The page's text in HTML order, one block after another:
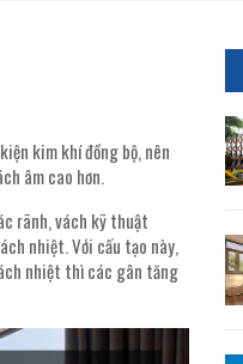
kim khí đồng bộ, nên
âm cao hơn.
rãnh, vách kỹ thuật
nhiệt. Với cấu tạo này,
nhiệt thì các gân tăng